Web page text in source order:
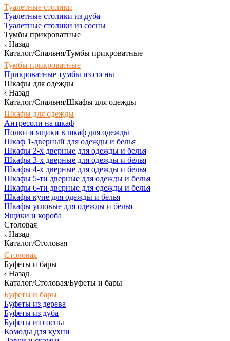
Туалетные столики
Туалетные столики из дуба
Туалетные столики из сосны
Тумбы прикроватные
Назад
Каталог/Спальня/Тумбы прикроватные
Тумбы прикроватные
Прикроватные тумбы из сосны
Шкафы для одежды
Назад
Каталог/Спальня/Шкафы для одежды
Шкафы для одежды
Антресоли на шкаф
Полки и ящики в шкаф для одежды
Шкаф 1-дверный для одежды и белья
Шкафы 2-х дверные для одежды и белья
Шкафы 3-х дверные для одежды и белья
Шкафы 4-х дверные для одежды и белья
Шкафы 5-ти дверные для одежды и белья
Шкафы 6-ти дверные для одежды и белья
Шкафы купе для одежды и белья
Шкафы угловые для одежды и белья
Ящики и короба
Столовая
Назад
Каталог/Столовая
Столовая
Буфеты и бары
Назад
Каталог/Столовая/Буфеты и бары
Буфеты и бары
Буфеты из дерева
Буфеты из дуба
Буфеты из сосны
Комоды для кухни